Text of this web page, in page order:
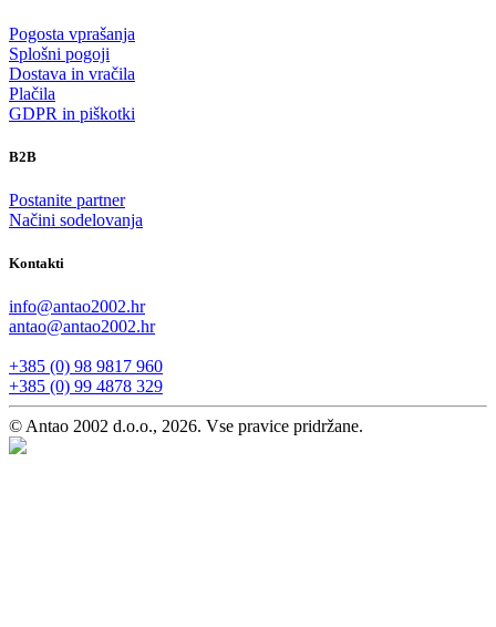
Pogosta vprašanja
Splošni pogoji
Dostava in vračila
Plačila
GDPR in piškotki
B2B
Postanite partner
Načini sodelovanja
Kontakti
info@antao2002.hr
antao@antao2002.hr
+385 (0) 98 9817 960
+385 (0) 99 4878 329
© Antao 2002 d.o.o., 2026. Vse pravice pridržane.